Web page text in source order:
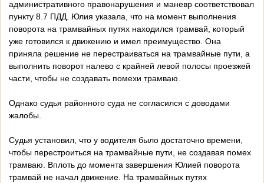
административного правонарушения и маневр соответствовал
пункту 8.7 ПДД. Юлия указала, что на момент выполнения
поворота на трамвайных путях находился трамвай, который
уже готовился к движению и имел преимущество. Она
приняла решение не перестраиваться на трамвайные пути, а
выполнить поворот налево с крайней левой полосы проезжей
части, чтобы не создавать помехи трамваю.
Однако судья районного суда не согласился с доводами
жалобы.
Судья установил, что у водителя было достаточно времени,
чтобы перестроиться на трамвайные пути, не создавая помех
трамваю. Вплоть до момента завершения Юлией поворота
трамвай не начал движение. На трамвайных путях